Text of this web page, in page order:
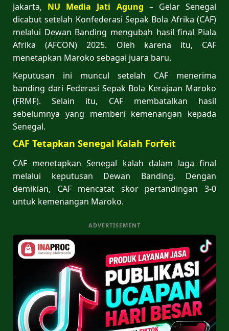
Jakarta, NU Media Jati Agung – Gelar Senegal
dicabut setelah Konfederasi Sepak Bola Afrika (CAF)
melalui Dewan Banding mengubah hasil final Piala
Afrika (AFCON) 2025. Oleh karena itu, CAF
menetapkan Maroko sebagai juara baru.
Keputusan ini muncul setelah CAF menerima
banding dari Federasi Sepak Bola Kerajaan Maroko
(FRMF). Selain itu, CAF membatalkan hasil
sebelumnya yang memberi kemenangan kepada
Senegal.
CAF Tetapkan Senegal Kalah Forfeit
CAF menetapkan Senegal kalah dalam laga final
melalui keputusan Dewan Banding. Dengan
demikian, CAF mencatat skor pertandingan 3-0
untuk kemenangan Maroko.
ADVERTISEMENT